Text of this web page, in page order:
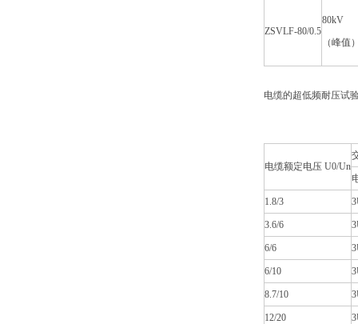
ZSVLF-80/0.5
80kV
（峰值
电缆的超低频耐压试
电缆额定电压 U0/Un
1.8/3
3.6/6
6/6
6/10
8.7/10
12/20